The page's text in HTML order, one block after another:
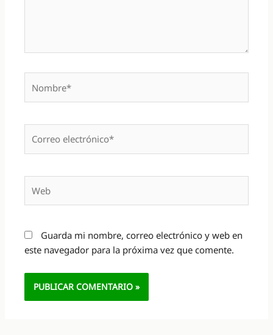
electrónico*
Guarda mi nombre, correo electrónico y web en
este navegador para la próxima vez que comente.